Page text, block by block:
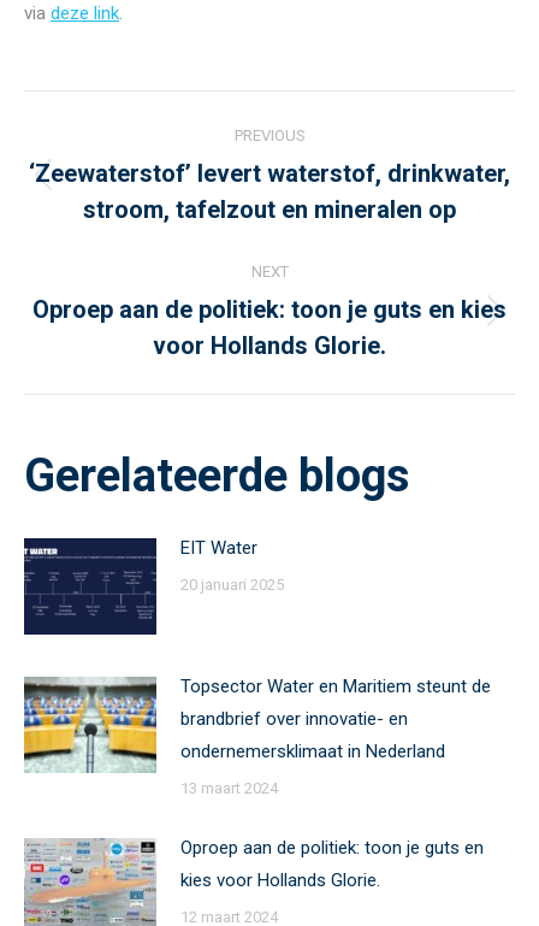
via deze link.
navigation
PREVIOUS
Previous
post:
‘Zeewaterstof’ levert waterstof, drinkwater,
stroom, tafelzout en mineralen op
NEXT
Next
post:
Oproep aan de politiek: toon je guts en kies
voor Hollands Glorie.
Gerelateerde blogs
EIT Water
20 januari 2025
Topsector Water en Maritiem steunt de
brandbrief over innovatie- en
ondernemersklimaat in Nederland
13 maart 2024
Oproep aan de politiek: toon je guts en
kies voor Hollands Glorie.
12 maart 2024